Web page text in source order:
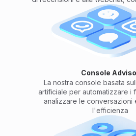
Console
La nostra console basata
artificiale per automatizzare i
analizzare le conversazioni
l'efficienza